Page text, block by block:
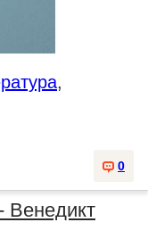
,
0
Венедикт